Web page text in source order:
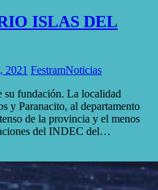
ISLAS DEL
2021 FestramNoticias
su fundación. La localidad
y Paranacito, al departamento
de la provincia y el menos
del INDEC del…